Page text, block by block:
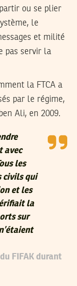
ou se plier
le
et milité
pas servir la
la FTCA a
par le régime,
Ali, en 2009.
avec
les
civils qui
et les
la
sur
FIFAK durant